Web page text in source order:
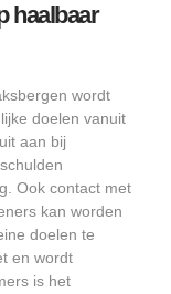
haalbaar
wordt
doelen vanuit
aan bij
Ook contact met
kan worden
doelen te
en wordt
is het